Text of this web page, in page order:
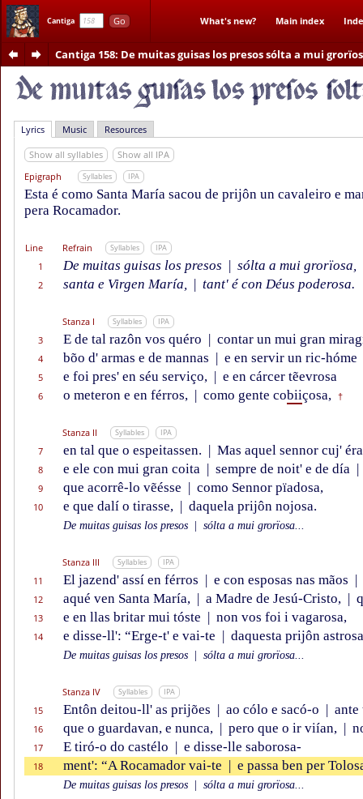
Cantiga Go What's new? Main index
Cantiga 158: De muitas guisas los presos sólta a mui
Lyrics Music Resources
Show all syllables
Show all IPA
Epigraph
Syllables IPA
Esta é como Santa María sacou de prijôn un cavaleiro e
pera Rocamador.
Line Refrain Syllables IPA
1 De muitas guisas los presos | sólta a mui grorïosa,
2 santa e Virgen María, | tant' é con Déus poderosa.
Stanza I Syllables IPA
3 E de tal razôn vos quéro | contar un mui gran
4 bõo d' armas e de mannas | e en servir un ric-hóme
5 e foi pres' en séu serviço, | e en cárcer tẽevrosa
6 o meteron e en férros, | como gente cobiiçosa, †
Stanza II Syllables IPA
7 en tal que o espeitassen. | Mas aquel sennor cuj'
8 e ele con mui gran coita | sempre de noit' e de día |
9 que acorrê-lo vẽésse | como Sennor pïadosa,
10 e que dalí o tirasse, | daquela prijôn nojosa.
De muitas guisas los presos sólta a mui grorïosa...
Stanza III Syllables IPA
11 El jazend' assí en férros | e con esposas nas mãos |
12 aqué ven Santa María, | a Madre de Jesú-Cristo, |
13 e en llas britar mui tóste | non vos foi i vagarosa,
14 e disse-ll': “Erge-t' e vai-te | daquesta prijôn
De muitas guisas los presos sólta a mui grorïosa...
Stanza IV Syllables IPA
15 Entôn deitou-ll' as prijões | ao cólo e sacó-o | ante
16 que o guardavan, e nunca, | pero que o ir viían, |
17 E tiró-o do castélo | e disse-lle saborosa-
18 ment': “A Rocamador vai-te | e passa ben per
De muitas guisas los presos sólta a mui grorïosa...